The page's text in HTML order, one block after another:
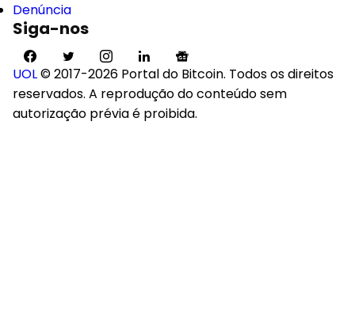
Denúncia
Siga-nos
UOL© 2017-2026 Portal do Bitcoin. Todos os direitos
reservados. A reprodução do conteúdo sem
autorização prévia é proibida.